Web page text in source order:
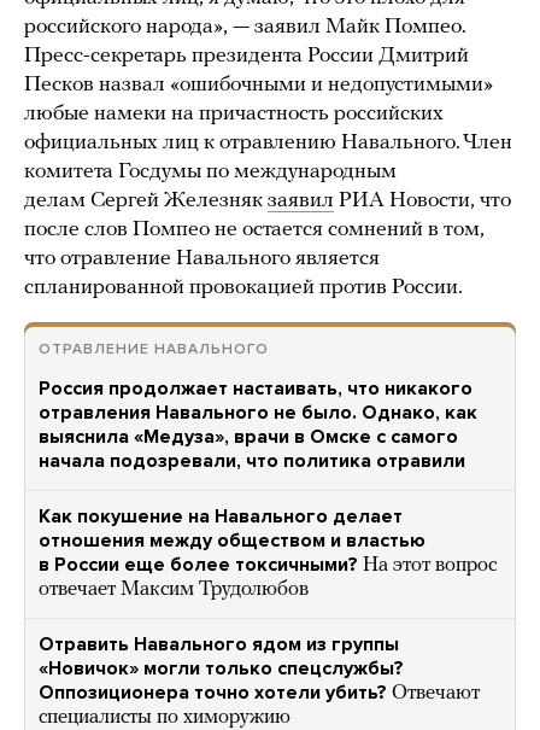
российского народа», — заявил Майк Помпео.
Пресс-секретарь президента России Дмитрий
Песков назвал «ошибочными и недопустимыми»
любые намеки на причастность российских
официальных лиц к отравлению Навального. Член
комитета Госдумы по международным
делам Сергей Железняк заявил РИА Новости, что
после слов Помпео не остается сомнений в том,
что отравление Навального является
спланированной провокацией против России.
ОТРАВЛЕНИЕ НАВАЛЬНОГО
Россия продолжает настаивать, что никакого
отравления Навального не было. Однако, как
выяснила «Медуза», врачи в Омске с самого
начала подозревали, что политика отравили
Как покушение на Навального делает
отношения между обществом и властью
в России еще более токсичными? На этот вопрос
отвечает Максим Трудолюбов
Отравить Навального ядом из группы
«Новичок» могли только спецслужбы?
Оппозиционера точно хотели убить? Отвечают
специалисты по химоружию